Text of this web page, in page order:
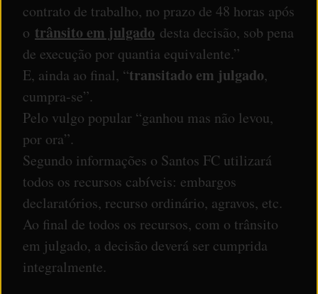
contrato de trabalho, no prazo de 48 horas após
o trânsito em julgado desta decisão, sob pena
de execução por quantia equivalente.”
E, ainda ao final, “transitado em julgado,
cumpra-se”.
Pelo vulgo popular “ganhou mas não levou,
por ora”.
Segundo informações o Santos FC utilizará
todos os recursos cabíveis: embargos
declaratórios, recurso ordinário, agravos, etc.
Ao final de todos os recursos, com o trânsito
em julgado, a decisão deverá ser cumprida
integralmente.